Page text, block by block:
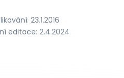
23.1.2016
editace: 2.4.2024